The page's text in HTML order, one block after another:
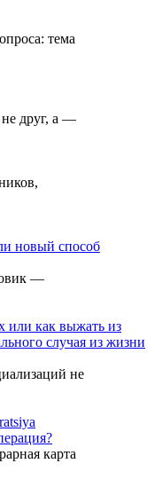
тема
не друг, а —
новый способ
—
или как выжать из
случая из жизни
не
карта